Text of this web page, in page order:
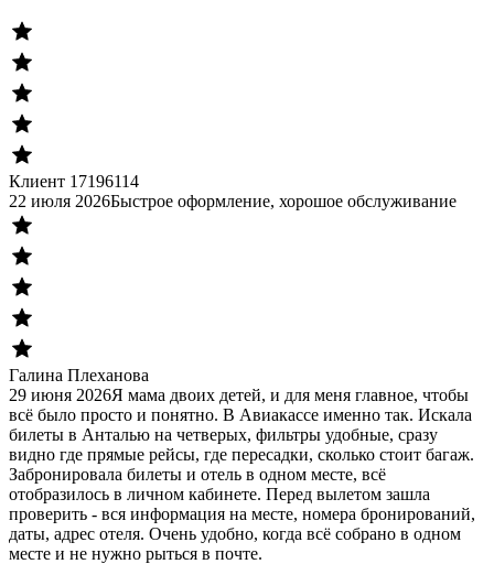
Клиент 17196114
22 июля 2026Быстрое оформление, хорошое обслуживание
Галина Плеханова
29 июня 2026Я мама двоих детей, и для меня главное, чтобы
всё было просто и понятно. В Авиакассе именно так. Искала
билеты в Анталью на четверых, фильтры удобные, сразу
видно где прямые рейсы, где пересадки, сколько стоит багаж.
Забронировала билеты и отель в одном месте, всё
отобразилось в личном кабинете. Перед вылетом зашла
проверить - вся информация на месте, номера бронирований,
даты, адрес отеля. Очень удобно, когда всё собрано в одном
месте и не нужно рыться в почте.